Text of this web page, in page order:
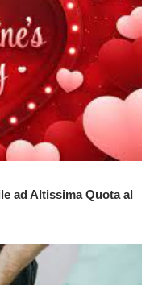
ad Altissima Quota al